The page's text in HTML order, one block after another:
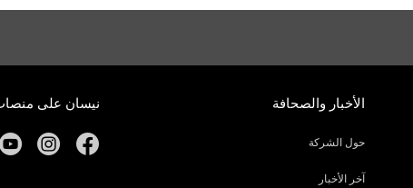
الأخبار والصحافة
حول الشركة
آخر الأخبار
نيسان على
facebook